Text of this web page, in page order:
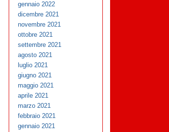
gennaio 2022
dicembre 2021
novembre 2021
ottobre 2021
settembre 2021
agosto 2021
luglio 2021
giugno 2021
maggio 2021
aprile 2021
marzo 2021
febbraio 2021
gennaio 2021